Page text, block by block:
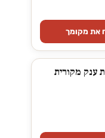
את מקומך
ענק מקורית